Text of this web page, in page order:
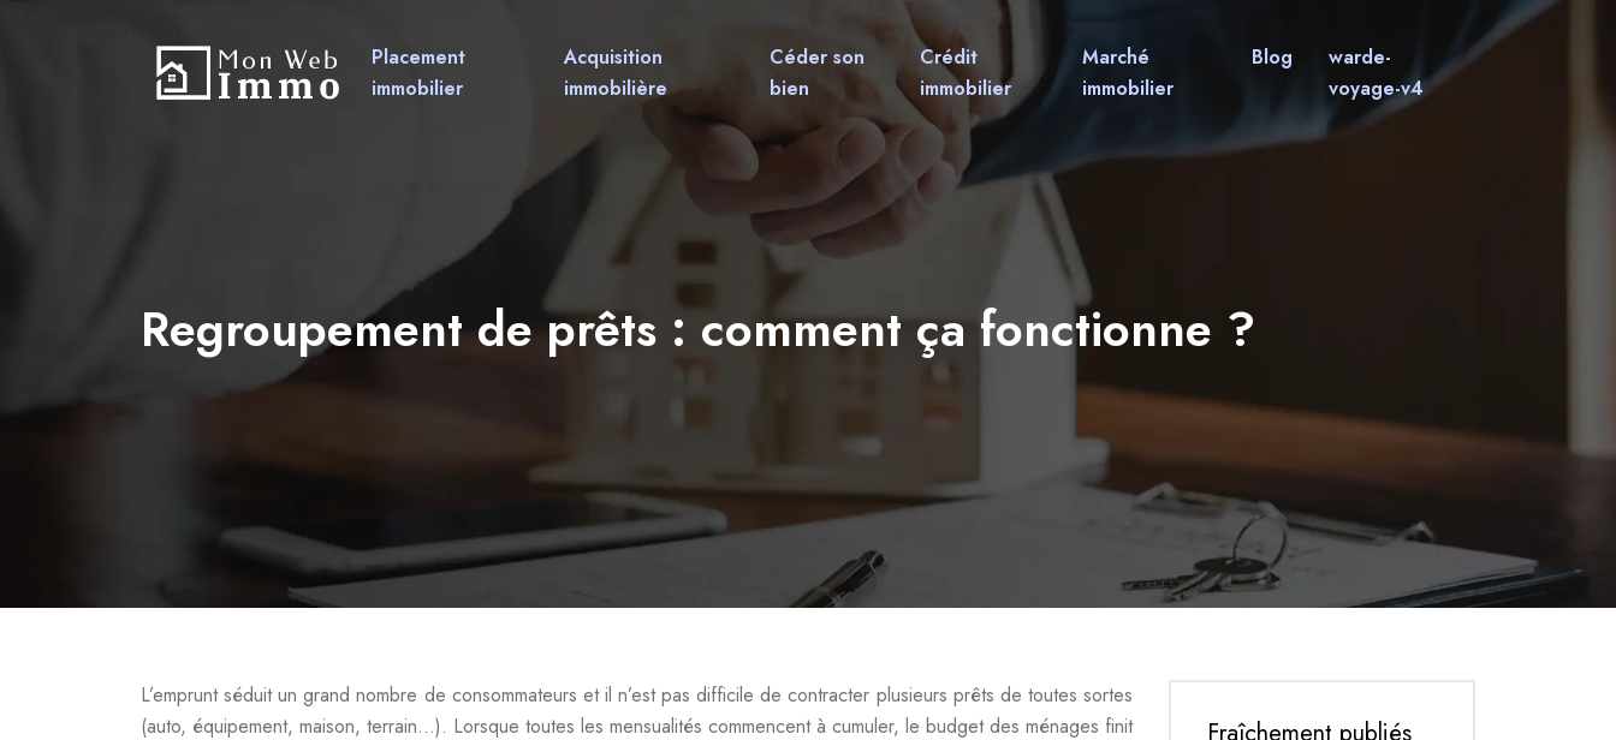
Placement
immobilier
Acquisition
immobilière
Céder son
bien
Crédit
immobilier
Marché
immobilier
Blog
warde-
voyage-v4
Regroupement de prêts : comment ça fonctionne ?
L’emprunt séduit un grand nombre de consommateurs et il n’est pas difficile de contracter plusieurs prêts de toutes sortes
(auto, équipement, maison, terrain…). Lorsque toutes les mensualités commencent à cumuler, le budget des ménages finit